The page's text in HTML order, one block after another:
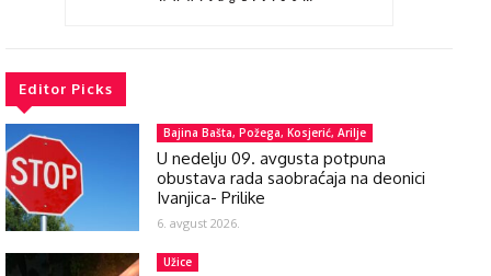
Editor Picks
Bajina Bašta, Požega, Kosjerić, Arilje
U nedelju 09. avgusta potpuna
obustava rada saobraćaja na deonici
Ivanjica- Prilike
6. avgust 2026.
Užice